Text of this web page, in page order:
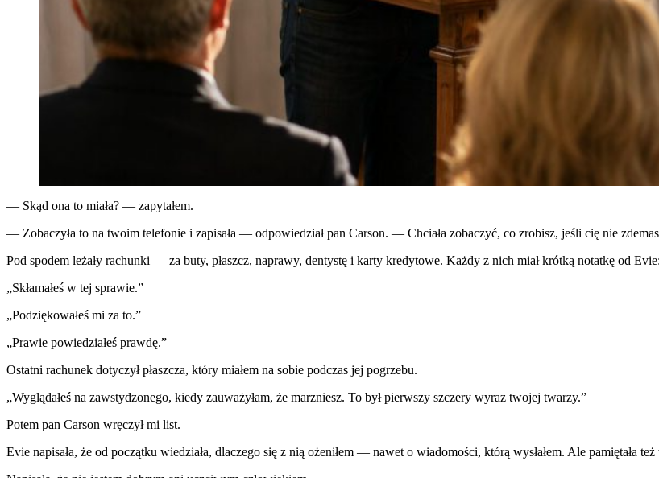
— Skąd ona to miała? — zapytałem.
— Zobaczyła to na twoim telefonie i zapisała — odpowiedział pan Carson. — Chciała zobaczyć, co zrobisz, jeśli cię nie
Pod spodem leżały rachunki — za buty, płaszcz, naprawy, dentystę i karty kredytowe. Każdy z nich miał krótką notatkę od Evie:
„Skłamałeś w tej sprawie.”
„Podziękowałeś mi za to.”
„Prawie powiedziałeś prawdę.”
Ostatni rachunek dotyczył płaszcza, który miałem na sobie podczas jej pogrzebu.
„Wyglądałeś na zawstydzonego, kiedy zauważyłam, że marzniesz. To był pierwszy szczery wyraz twojej twarzy.”
Potem pan Carson wręczył mi list.
Evie napisała, że od początku wiedziała, dlaczego się z nią ożeniłem — nawet o wiadomości, którą wysłałem. Ale pamiętała